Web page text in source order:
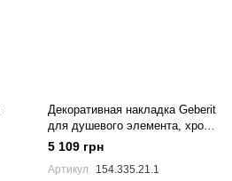
Декоративная накладка Geberit
для душевого элемента, хром
154.335.21.1
5 109 грн
Артикул 154.335.21.1